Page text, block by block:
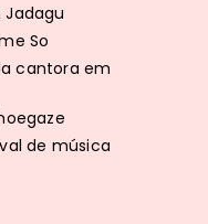
Jadagu
So
cantora em
de música